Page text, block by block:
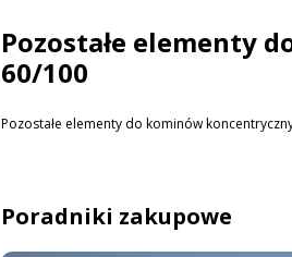
Pozostałe elementy
60/100
Pozostałe elementy do kominów
Poradniki zakupowe